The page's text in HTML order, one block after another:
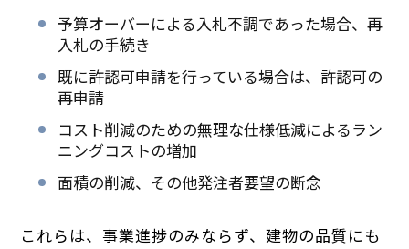
予算オーバーによる入札不調であった場合、再
入札の手続き
既に許認可申請を行っている場合は、許認可の
再申請
コスト削減のための無理な仕様低減によるラン
ニングコストの増加
面積の削減、その他発注者要望の断念
これらは、事業進捗のみならず、建物の品質にも